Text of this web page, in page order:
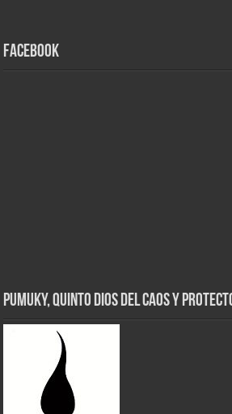
Facebook
Pumuky, Quinto Dios del Caos y